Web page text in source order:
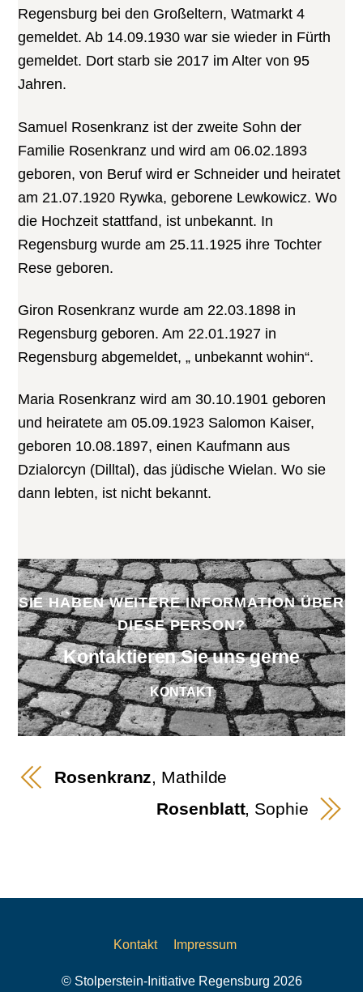
Regensburg bei den Großeltern, Watmarkt 4
gemeldet. Ab 14.09.1930 war sie wieder in Fürth
gemeldet. Dort starb sie 2017 im Alter von 95
Jahren.
Samuel Rosenkranz ist der zweite Sohn der
Familie Rosenkranz und wird am 06.02.1893
geboren, von Beruf wird er Schneider und heiratet
am 21.07.1920 Rywka, geborene Lewkowicz. Wo
die Hochzeit stattfand, ist unbekannt. In
Regensburg wurde am 25.11.1925 ihre Tochter
Rese geboren.
Giron Rosenkranz wurde am 22.03.1898 in
Regensburg geboren. Am 22.01.1927 in
Regensburg abgemeldet, „ unbekannt wohin“.
Maria Rosenkranz wird am 30.10.1901 geboren
und heiratete am 05.09.1923 Salomon Kaiser,
geboren 10.08.1897, einen Kaufmann aus
Dzialorcyn (Dilltal), das jüdische Wielan. Wo sie
dann lebten, ist nicht bekannt.
SIE HABEN WEITERE INFORMATION ÜBER
DIESE PERSON?
Kontaktieren Sie uns gerne
KONTAKT
Rosenkranz, Mathilde
Rosenblatt, Sophie
Kontakt Impressum
© Stolperstein-Initiative Regensburg 2026